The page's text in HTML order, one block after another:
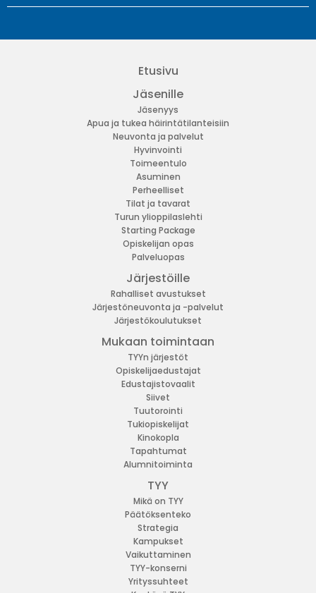
Etusivu
Jäsenille
Jäsenyys
Apua ja tukea häirintätilanteisiin
Neuvonta ja palvelut
Hyvinvointi
Toimeentulo
Asuminen
Perheelliset
Tilat ja tavarat
Turun ylioppilaslehti
Starting Package
Opiskelijan opas
Palveluopas
Järjestöille
Rahalliset avustukset
Järjestöneuvonta ja -palvelut
Järjestökoulutukset
Mukaan toimintaan
TYYn järjestöt
Opiskelijaedustajat
Edustajistovaalit
Siivet
Tuutorointi
Tukiopiskelijat
Kinokopla
Tapahtumat
Alumnitoiminta
TYY
Mikä on TYY
Päätöksenteko
Strategia
Kampukset
Vaikuttaminen
TYY-konserni
Yrityssuhteet